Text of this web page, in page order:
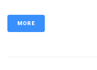
MORE